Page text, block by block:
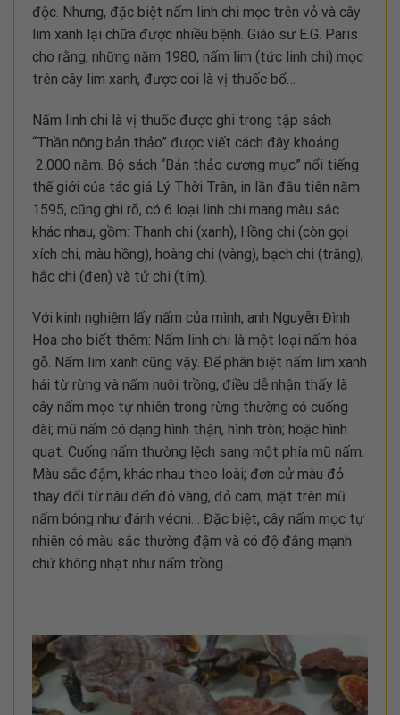
độc. Nhưng, đặc biệt nấm linh chi mọc trên vỏ và cây
lim xanh lại chữa được nhiều bệnh. Giáo sư E.G. Paris
cho rằng, những năm 1980, nấm lim (tức linh chi) mọc
trên cây lim xanh, được coi là vị thuốc bổ…
Nấm linh chi là vị thuốc được ghi trong tập sách
“Thần nông bản thảo” được viết cách đây khoảng
2.000 năm. Bộ sách “Bản thảo cương mục” nổi tiếng
thế giới của tác giả Lý Thời Trân, in lần đầu tiên năm
1595, cũng ghi rõ, có 6 loại linh chi mang màu sắc
khác nhau, gồm: Thanh chi (xanh), Hồng chi (còn gọi
xích chi, màu hồng), hoàng chi (vàng), bạch chi (trắng),
hắc chi (đen) và tử chi (tím).
Với kinh nghiệm lấy nấm của mình, anh Nguyễn Đình
Hoa cho biết thêm: Nấm linh chi là một loại nấm hóa
gỗ. Nấm lim xanh cũng vậy. Để phân biệt nấm lim xanh
hái từ rừng và nấm nuôi trồng, điều dễ nhận thấy là
cây nấm mọc tự nhiên trong rừng thường có cuống
dài; mũ nấm có dạng hình thận, hình tròn; hoặc hình
quạt. Cuống nấm thường lệch sang một phía mũ nấm.
Màu sắc đậm, khác nhau theo loài; đơn cử màu đỏ
thay đổi từ nâu đến đỏ vàng, đỏ cam; mặt trên mũ
nấm bóng như đánh vécni… Đặc biệt, cây nấm mọc tự
nhiên có màu sắc thường đậm và có độ đắng mạnh
chứ không nhạt như nấm trồng…